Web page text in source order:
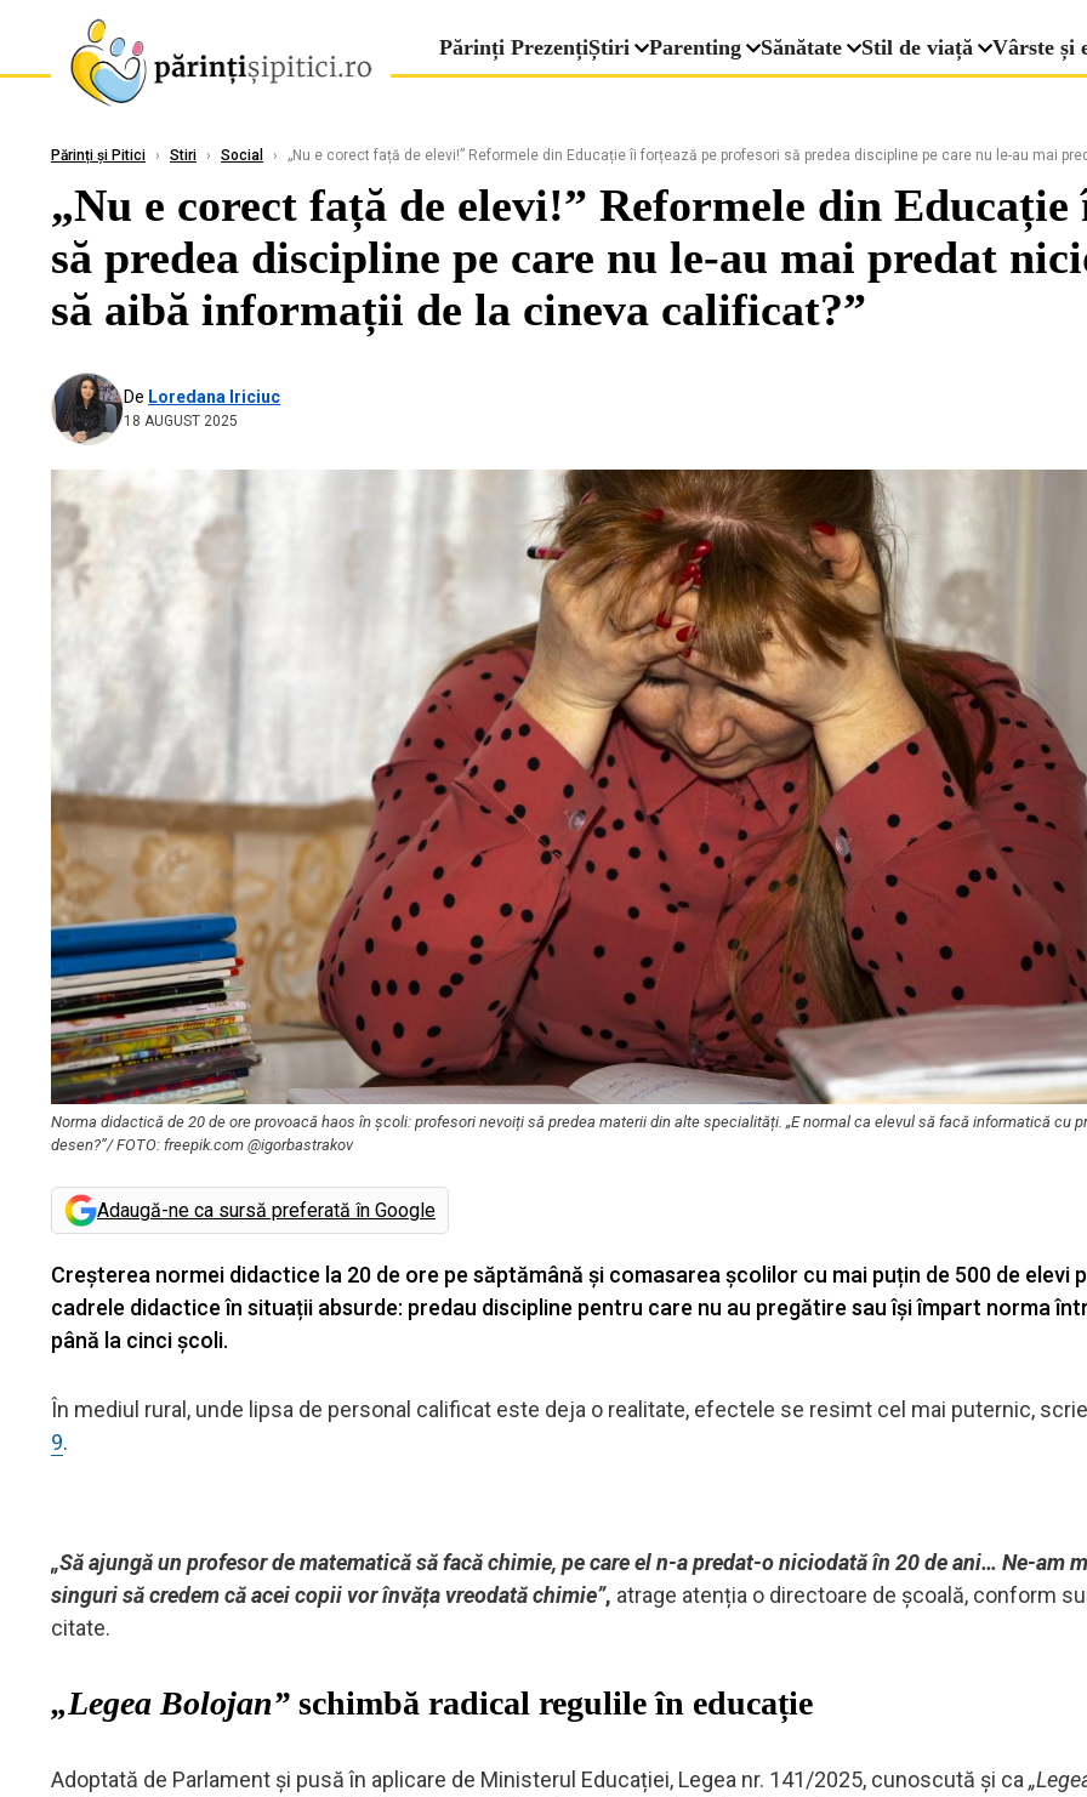
Părinți PrezențiȘtiri Parenting Sănătate Stil de viață Vârste și
Părinți și Pitici › Stiri › Social › „Nu e corect față de elevi!” Reformele din Educație îi forțează pe profesori să predea discipline pe care nu le-au mai
„Nu e corect față de elevi!” Reformele din
să predea discipline pe care nu le-au mai predat
să aibă informații de la cineva calificat?”
De Loredana Iriciuc
18 AUGUST 2025
Norma didactică de 20 de ore provoacă haos în școli: profesori nevoiți să predea materii din alte specialități. „E normal ca elevul să facă informatică cu
desen?”/ FOTO: freepik.com @igorbastrakov
Adaugă-ne ca sursă preferată în Google
Creșterea normei didactice la 20 de ore pe săptămână și comasarea școlilor cu mai puțin de 500 de elevi
cadrele didactice în situații absurde: predau discipline pentru care nu au pregătire sau își împart norma
până la cinci școli.
În mediul rural, unde lipsa de personal calificat este deja o realitate, efectele se resimt cel mai puternic, scrie
9.
„Să ajungă un profesor de matematică să facă chimie, pe care el n-a predat-o niciodată în 20 de ani… Ne-am
singuri să credem că acei copii vor învăța vreodată chimie”, atrage atenția o directoare de școală, conform
citate.
„Legea Bolojan” schimbă radical regulile în educație
Adoptată de Parlament și pusă în aplicare de Ministerul Educației, Legea nr. 141/2025, cunoscută și ca